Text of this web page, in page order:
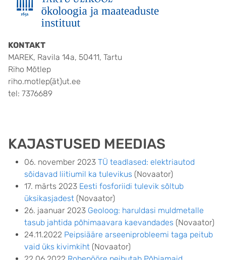
KAJASTUSED MEEDIAS
06. november 2023 TÜ teadlased: elektriautod
sõidavad liitiumil ka tulevikus (Novaator)
17. märts 2023 Eesti fosforiidi tulevik sõltub
üksikasjadest (Novaator)
26. jaanuar 2023 Geoloog: haruldasi muldmetalle
tasub jahtida põhimaavara kaevandades (Novaator)
24.11.2022 Peipsiääre arseeniprobleemi taga peitub
vaid üks kivimkiht (Novaator)
KONTAKT
MAREK, Ravila 14a, 50411, Tartu
Riho Mõtlep
riho.motlep(ät)ut.ee
tel: 7376689